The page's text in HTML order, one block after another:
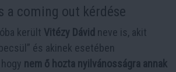
a coming out kérdése
került Vitézy Dávid neve is, akit
és akinek esetében
nem ő hozta nyilvánosságra annak